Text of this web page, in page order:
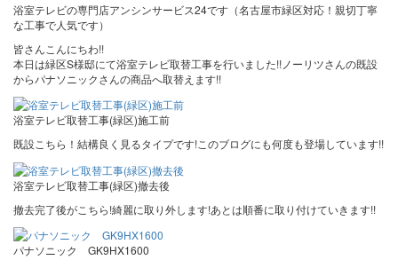
浴室テレビの専門店アンシンサービス24です（名古屋市緑区対応！親切丁寧
な工事で人気です）
皆さんこんにちわ!!
本日は緑区S様邸にて浴室テレビ取替工事を行いました!!ノーリツさんの既設
からパナソニックさんの商品へ取替えます!!
浴室テレビ取替工事(緑区)施工前
既設こちら！結構良く見るタイプです!このブログにも何度も登場しています!!
浴室テレビ取替工事(緑区)撤去後
撤去完了後がこちら!綺麗に取り外します!あとは順番に取り付けていきます!!
パナソニック GK9HX1600